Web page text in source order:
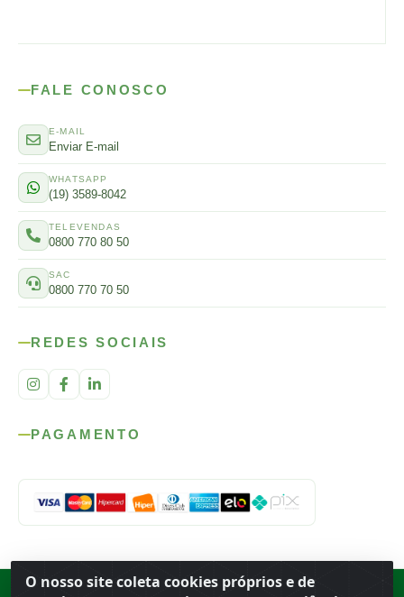
O nosso site coleta cookies próprios e de
FALE CONOSCO
E-MAIL
Enviar E-mail
WHATSAPP
(19) 3589-8042
TELEVENDAS
0800 770 80 50
SAC
0800 770 70 50
REDES SOCIAIS
PAGAMENTO
Porto Ferreira ·BR